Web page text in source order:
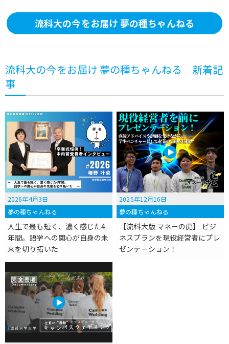
流科大の今をお届け 夢の種ちゃんねる
流科大の今をお届け 夢の種ちゃんねる 新着記
事
2026年4月3日
夢の種ちゃんねる
人生で最も短く、濃く感じた4
年間。語学への関心が自身の未
来を切り拓いた
2025年12月16日
夢の種ちゃんねる
【流科大版 マネーの虎】 ビジ
ネスプランを現役経営者にプレ
ゼンテーション！